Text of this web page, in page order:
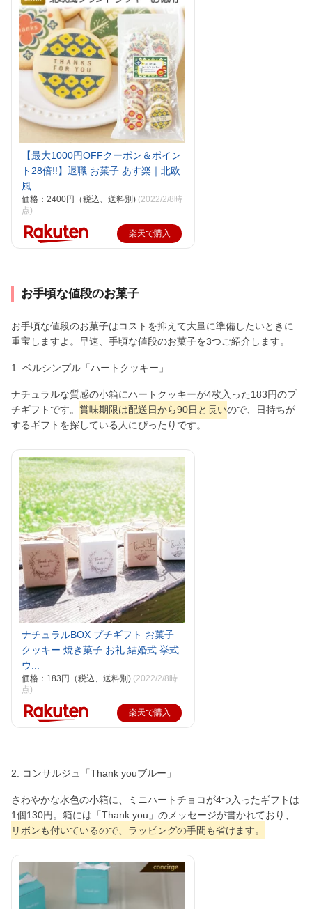
【最大1000円OFFクーポン＆ポイン
ト28倍!!】退職 お菓子 あす楽｜北欧
風...
価格：2400円（税込、送料別) (2022/2/8時
点)
楽天で購入
お手頃な値段のお菓子
お手頃な値段のお菓子はコストを抑えて大量に準備したいときに
重宝しますよ。早速、手頃な値段のお菓子を3つご紹介します。
1. ベルシンプル「ハートクッキー」
ナチュラルな質感の小箱にハートクッキーが4枚入った183円のプ
チギフトです。 賞味期限は配送日から90日と長いので、日持ちが
するギフトを探している人にぴったりです。
ナチュラルBOX プチギフト お菓子
クッキー 焼き菓子 お礼 結婚式 挙式
ウ...
価格：183円（税込、送料別) (2022/2/8時
点)
楽天で購入
2. コンサルジュ「Thank youブルー」
さわやかな水色の小箱に、ミニハートチョコが4つ入ったギフトは
1個130円。箱には「Thank you」のメッセージが書かれており、
リボンも付いているので、ラッピングの手間も省けます。